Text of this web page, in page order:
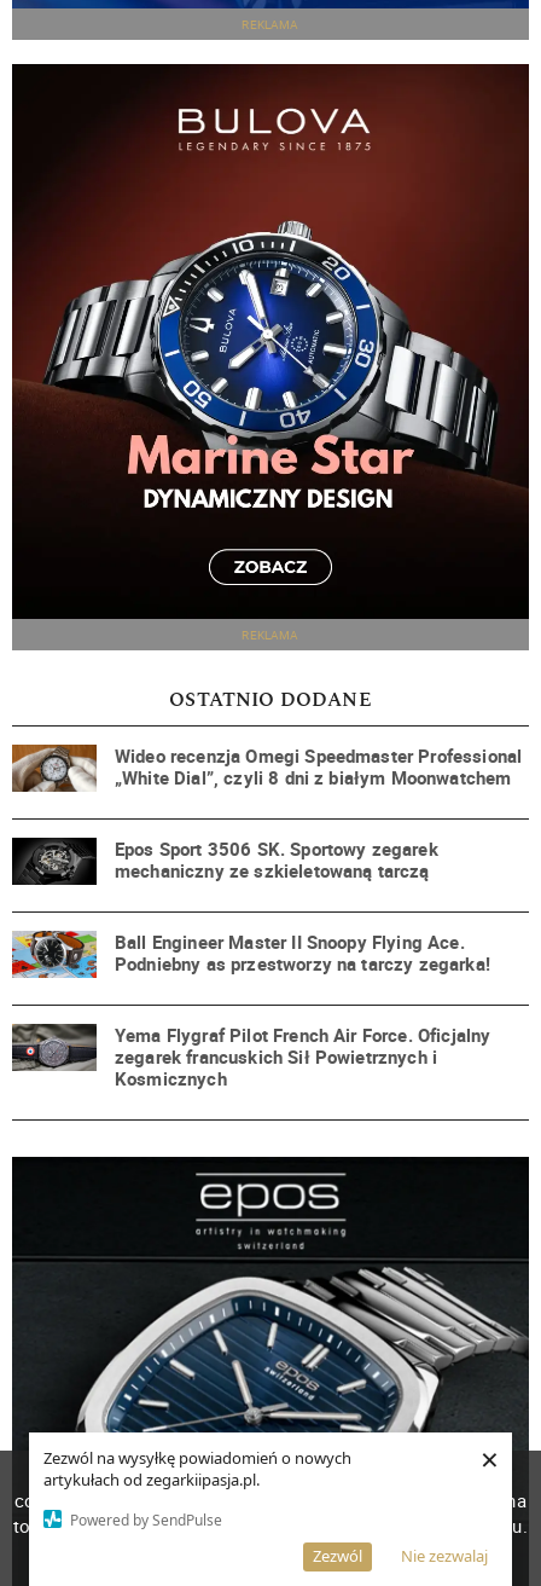
Zezwól na wysyłkę powiadomień o nowych
artykułach od zegarkiipasja.pl.
Powered by SendPulse
Nie zezwalaj
Zezwól
×
REKLAMA
REKLAMA
OSTATNIO DODANE
Wideo recenzja Omegi Speedmaster Professional
„White Dial”, czyli 8 dni z białym Moonwatchem
Epos Sport 3506 SK. Sportowy zegarek
mechaniczny ze szkieletowaną tarczą
Ball Engineer Master II Snoopy Flying Ace.
Podniebny as przestworzy na tarczy zegarka!
Yema Flygraf Pilot French Air Force. Oficjalny
zegarek francuskich Sił Powietrznych i
Kosmicznych
W celu poprawienia jakości usług korzystamy z plików
cookies. Pozostanie na stronie oznacza, iż wyrażasz zgodę na
to, że pliki cookies będą przechowywane w Twoim urządzeniu.
Więcej informacji